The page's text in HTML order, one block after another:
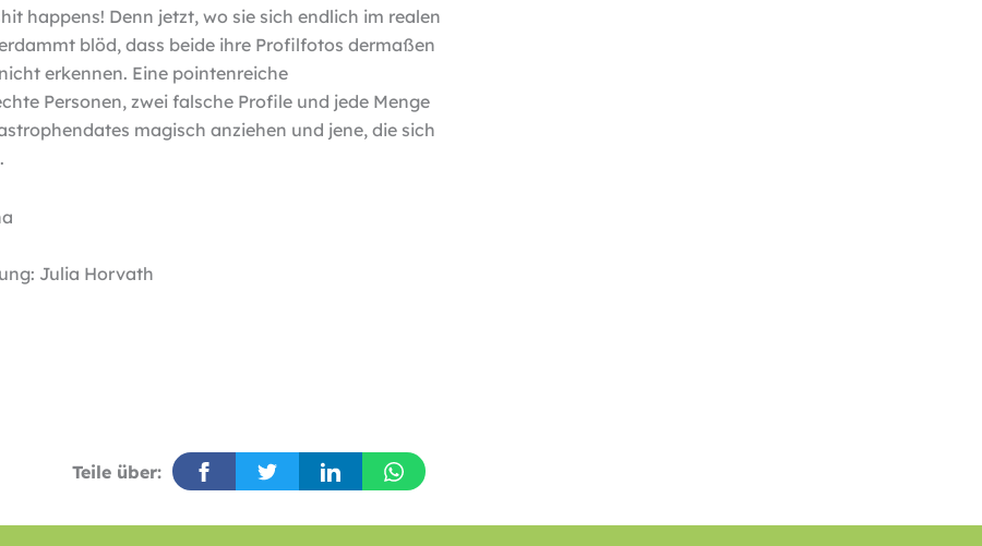
happens! Denn jetzt, wo sie sich endlich im realen
blöd, dass beide ihre Profilfotos dermaßen
erkennen. Eine pointenreiche
Personen, zwei falsche Profile und jede Menge
magisch anziehen und jene, die sich
Julia Horvath
Teile über: